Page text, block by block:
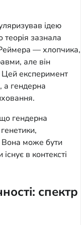
ідею
теорія зазнала
— хлопчика,
але він
Цей експеримент
а гендерна
гендерна
Вона може бути
в контексті
спектр